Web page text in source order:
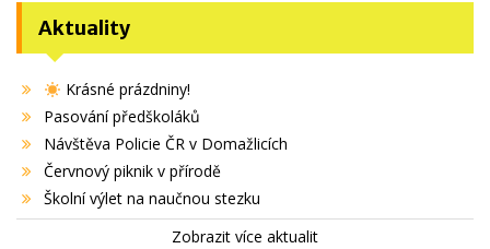
Aktuality
Krásné prázdniny!
Pasování předškoláků
Návštěva Policie ČR v Domažlicích
Červnový piknik v přírodě
Školní výlet na naučnou stezku
Zobrazit více aktualit